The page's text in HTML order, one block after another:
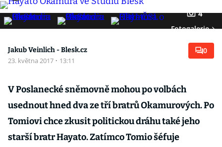
4
Fotogalerie
Jakub Veinlich - Blesk.cz
23. května 2017 · 13:11
0
V Poslanecké sněmovně mohou po volbách
usednout hned dva ze tří bratrů Okamurových. Po
Tomiovi chce zkusit politickou dráhu také jeho
starší bratr Hayato. Zatímco Tomio šéfuje